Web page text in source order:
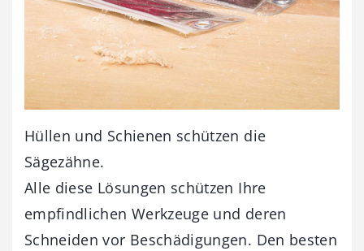
Hüllen und Schienen schützen die
Sägezähne.
Alle diese Lösungen schützen Ihre
empfindlichen Werkzeuge und deren
Schneiden vor Beschädigungen. Den besten